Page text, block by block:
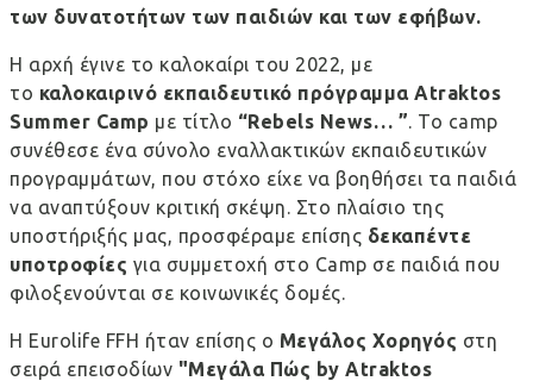
των δυνατοτήτων των παιδιών και των εφήβων.
Η αρχή έγινε το καλοκαίρι του 2022, με
το καλοκαιρινό εκπαιδευτικό πρόγραμμα Atraktos
Summer Camp με τίτλο “Rebels News… ”. Το camp
συνέθεσε ένα σύνολο εναλλακτικών εκπαιδευτικών
προγραμμάτων, που στόχο είχε να βοηθήσει τα παιδιά
να αναπτύξουν κριτική σκέψη. Στο πλαίσιο της
υποστήριξής μας, προσφέραμε επίσης δεκαπέντε
υποτροφίες για συμμετοχή στο Camp σε παιδιά που
φιλοξενούνται σε κοινωνικές δομές.
Η Εurolife FFH ήταν επίσης ο Μεγάλος Χορηγός στη
σειρά επεισοδίων "Μεγάλα Πώς by Atraktos